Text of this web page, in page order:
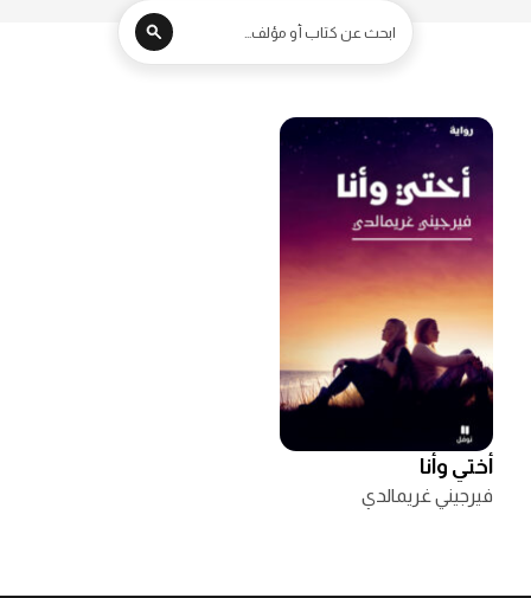
أختي وأنا
فيرجيني غريمالدي